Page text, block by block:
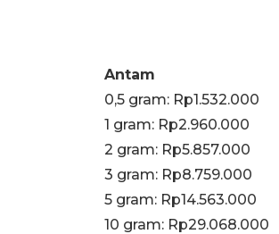
Antam
0,5 gram: Rp1.532.000
‎1 gram: Rp2.960.000
‎2 gram: Rp5.857.000
3 gram: Rp8.759.000
‎5 gram: Rp14.563.000
10 gram: Rp29.068.000